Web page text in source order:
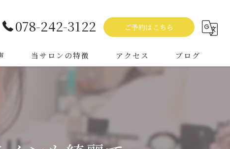
078-242-3122 ご予約はこちら
当サロンの特徴 アクセス ブログ